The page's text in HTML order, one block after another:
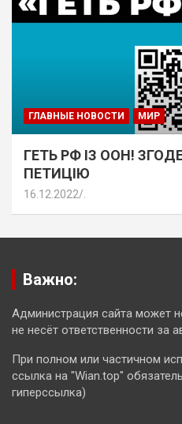
ГЛАВНЫЕ НОВОСТИ МИР
ГЕТЬ РФ ІЗ ООН!
ПЕТИЦІЮ
16.12.2022
Важно:
Администрация сайта может
не несёт ответственности за
При полном или частичном
ссылка на "Wian.top"
гиперссылка)